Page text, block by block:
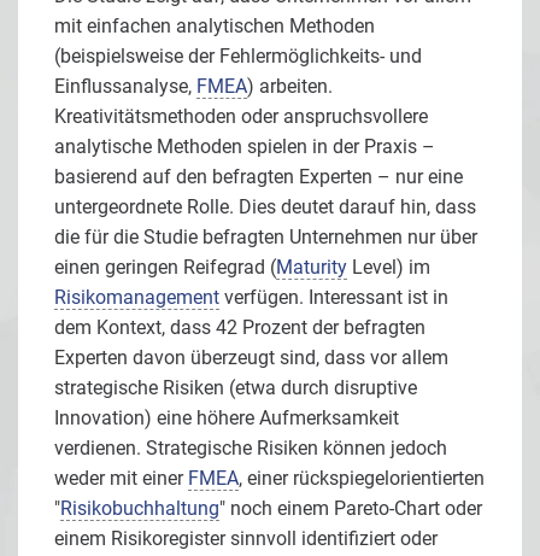
mit einfachen analytischen Methoden
(beispielsweise der Fehlermöglichkeits- und
Einflussanalyse, FMEA) arbeiten.
Kreativitätsmethoden oder anspruchsvollere
analytische Methoden spielen in der Praxis –
basierend auf den befragten Experten – nur eine
untergeordnete Rolle. Dies deutet darauf hin, dass
die für die Studie befragten Unternehmen nur über
einen geringen Reifegrad (Maturity Level) im
Risikomanagement verfügen. Interessant ist in
dem Kontext, dass 42 Prozent der befragten
Experten davon überzeugt sind, dass vor allem
strategische Risiken (etwa durch disruptive
Innovation) eine höhere Aufmerksamkeit
verdienen. Strategische Risiken können jedoch
weder mit einer FMEA, einer rückspiegelorientierten
"Risikobuchhaltung" noch einem Pareto-Chart oder
einem Risikoregister sinnvoll identifiziert oder